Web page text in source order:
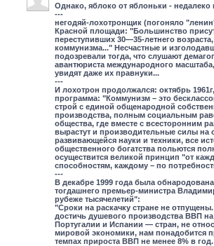
Однако, яблоко от яблоньки - недалеко
---
негодяй-лохотронщик (погоняло
Красной площади: "Большинство
переступивших 30—35-летнего
коммунизма..." Несчастные и
подозревали тогда, что слушают
авантюриста международного
увидят даже их правнуки...
---
И лохотрон продолжался: октябрь
программа: "Коммунизм – это
строй с единой общенародной
производства, полным социальным
общества, где вместе с всесторонним
вырастут и производительные силы на
развивающейся науки и техники, все
общественного богатства польются
осуществится великой принцип "от
способностям, каждому – по
---
В декабре 1999 года была обнародована
тогдашнего премьер-министра
рубеже тысячелетий":
"Сроки на раскачку стране не
достичь душевого производства ВВП
Португалии и Испании — стран, не
мировой экономики, нам понадобится
темпах прироста ВВП не менее 8% в